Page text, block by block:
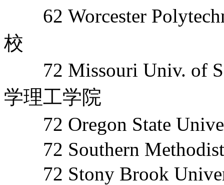
62 Worcester
校
72 Missouri Univ. of
学理工学院
72 Oregon State
72 Southern
72 Stony Brook